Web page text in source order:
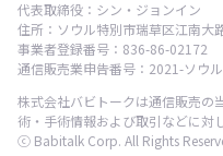
代表取締役：シン・ジョンイン
住所：ソウル特別市瑞草区江南大
事業者登録番号：836-86-02172
通信販売業申告番号：2021-ソウ
株式会社バビトークは通信販売の
術・手術情報および取引などに対
ⓒ Babitalk Corp. All Rights